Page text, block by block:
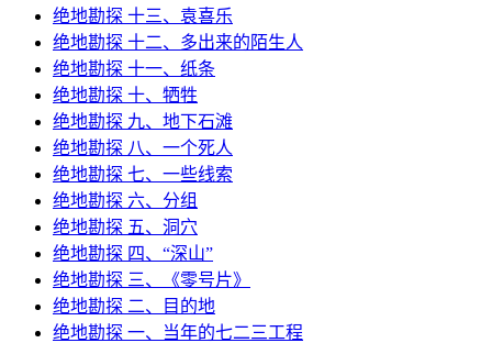
绝地勘探 十三、袁喜乐
绝地勘探 十二、多出来的陌生人
绝地勘探 十一、纸条
绝地勘探 十、牺牲
绝地勘探 九、地下石滩
绝地勘探 八、一个死人
绝地勘探 七、一些线索
绝地勘探 六、分组
绝地勘探 五、洞穴
绝地勘探 四、“深山”
绝地勘探 三、《零号片》
绝地勘探 二、目的地
绝地勘探 一、当年的七二三工程